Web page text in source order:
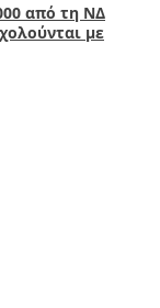
από τη ΝΔ
με